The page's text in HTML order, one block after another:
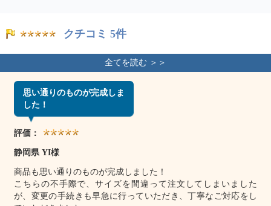
クチコミ 5件
思い通りのものが完成しま
した！
評価：
静岡県 YI様
商品も思い通りのものが完成しました！
こちらの不手際で、サイズを間違って注文してしまいました
が、変更の手続きも早急に行っていただき、丁寧なご対応をし